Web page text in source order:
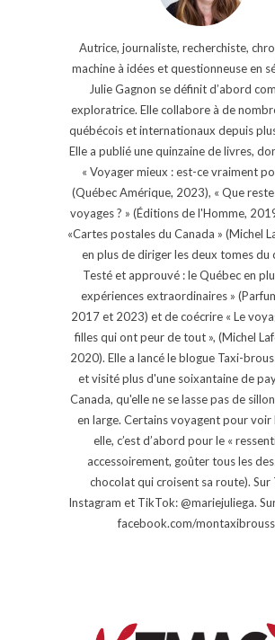
Autrice, journaliste, recherchiste,
machine à idées et questionneuse en
Julie Gagnon se définit d’abord
exploratrice. Elle collabore à de
québécois et internationaux depuis
Elle a publié une quinzaine de livres,
« Voyager mieux : est-ce vraiment
(Québec Amérique, 2023), « Que
voyages ? » (Éditions de l'Homme,
«Cartes postales du Canada » (Michel
en plus de diriger les deux tomes du
Testé et approuvé : le Québec en
expériences extraordinaires »
2017 et 2023) et de coécrire « Le
filles qui ont peur de tout », (Michel
2020). Elle a lancé le blogue Taxi-
et visité plus d'une soixantaine de
Canada, qu'elle ne se lasse pas de
en large. Certains voyagent pour voir
elle, c’est d’abord pour le «
accessoirement, goûter tous les
chocolat qui croisent sa route). Sur
Instagram et TikTok: @mariejuliega.
facebook.com/